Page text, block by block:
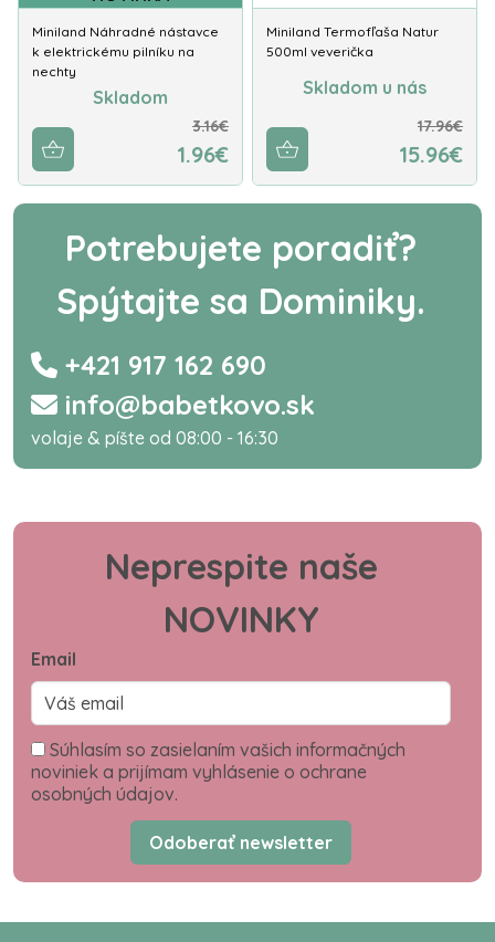
Miniland Náhradné nástavce
k elektrickému pilníku na
nechty
Skladom
3.16€
1.96€
Miniland Termofľaša Natur
500ml veverička
Skladom u nás
17.96€
15.96€
Potrebujete poradiť?
Spýtajte sa Dominiky.
+421 917 162 690
info@babetkovo.sk
volaje & píšte od 08:00 - 16:30
Neprespite naše
NOVINKY
Email
Súhlasím so zasielaním vašich informačných
noviniek a prijímam vyhlásenie o ochrane
osobných údajov.
Odoberať newsletter